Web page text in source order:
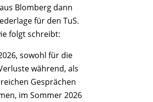
Blomberg dann
für den TuS.
folgt schreibt:
sowohl für die
während, als
Gesprächen
im Sommer 2026